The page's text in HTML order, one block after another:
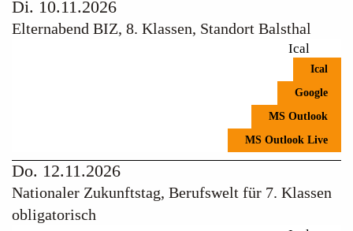
Di. 10.11.2026
Elternabend BIZ, 8. Klassen, Standort Balsthal
Ical
Ical
Google
MS Outlook
MS Outlook Live
Do. 12.11.2026
Nationaler Zukunftstag, Berufswelt für 7. Klassen
obligatorisch